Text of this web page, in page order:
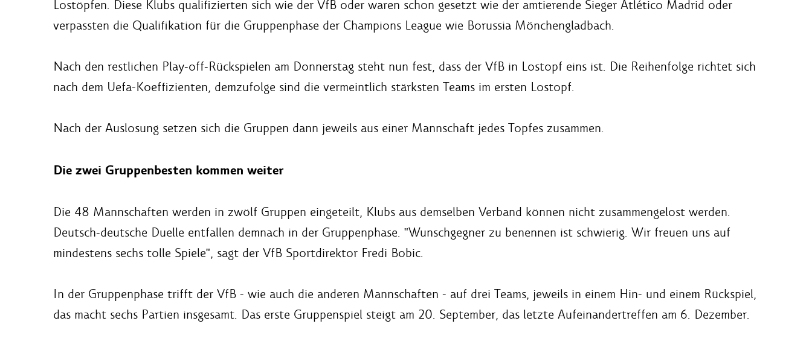
Lostöpfen. Diese Klubs qualifizierten sich wie der VfB oder waren schon gesetzt wie der amtierende Sieger Atlético Madrid oder
verpassten die Qualifikation für die Gruppenphase der Champions League wie Borussia Mönchengladbach.
Nach den restlichen Play-off-Rückspielen am Donnerstag steht nun fest, dass der VfB in Lostopf eins ist. Die Reihenfolge richtet sich
nach dem Uefa-Koeffizienten, demzufolge sind die vermeintlich stärksten Teams im ersten Lostopf.
Nach der Auslosung setzen sich die Gruppen dann jeweils aus einer Mannschaft jedes Topfes zusammen.
Die zwei Gruppenbesten kommen weiter
Die 48 Mannschaften werden in zwölf Gruppen eingeteilt, Klubs aus demselben Verband können nicht zusammengelost werden.
Deutsch-deutsche Duelle entfallen demnach in der Gruppenphase. "Wunschgegner zu benennen ist schwierig. Wir freuen uns auf
mindestens sechs tolle Spiele", sagt der VfB Sportdirektor Fredi Bobic.
In der Gruppenphase trifft der VfB - wie auch die anderen Mannschaften - auf drei Teams, jeweils in einem Hin- und einem Rückspiel,
das macht sechs Partien insgesamt. Das erste Gruppenspiel steigt am 20. September, das letzte Aufeinandertreffen am 6. Dezember.